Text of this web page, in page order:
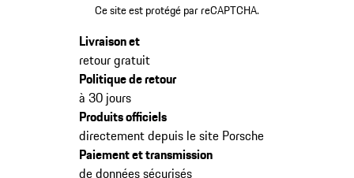
Ce site est protégé par reCAPTCHA.
Livraison et
retour gratuit
Politique de retour
à 30 jours
Produits officiels
directement depuis le site Porsche
Paiement et transmission
de données sécurisés